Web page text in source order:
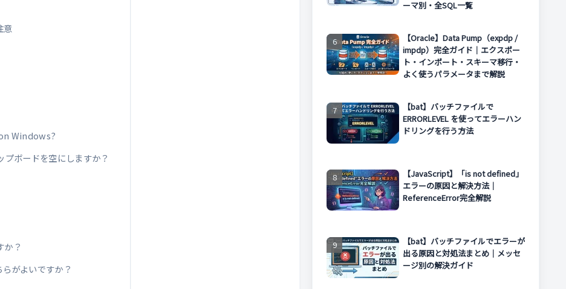
意
Windows?
ボードを空にしますか？
か？
がよいですか？
ーマ別・全SQL一覧
【Oracle】Data Pump（expdp /
impdp）完全ガイド｜エクスポー
ト・インポート・スキーマ移行・
よく使うパラメータまで解説
【bat】バッチファイルで
ERRORLEVEL を使ってエラーハン
ドリングを行う方法
【JavaScript】「is not defined」
エラーの原因と解決方法｜
ReferenceError完全解説
【bat】バッチファイルでエラーが
出る原因と対処法まとめ｜メッセ
ージ別の解決ガイド